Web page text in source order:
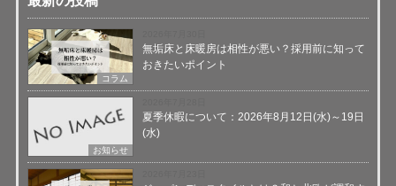
コラム
無垢床と床暖房は相性が悪い？採用前に知って
おきたいポイント
お知らせ
夏季休暇について：2026年8月12日(水)～19日
(水)